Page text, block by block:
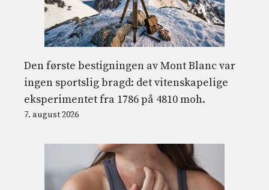
Den første bestigningen av Mont Blanc var
ingen sportslig bragd: det vitenskapelige
eksperimentet fra 1786 på 4810 moh.
7. august 2026